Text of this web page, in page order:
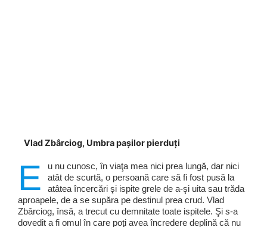
Vlad Zbârciog, Umbra pașilor pierduți
E
u nu cunosc, în viaţa mea nici prea lungă, dar nici
atât de scurtă, o persoană care să fi fost pusă la
atâtea încercări şi ispite grele de a-şi uita sau trăda
aproapele, de a se supăra pe destinul prea crud. Vlad
Zbârciog, însă, a trecut cu demnitate toate ispitele. Şi s-a
dovedit a fi omul în care poţi avea încredere deplină că nu